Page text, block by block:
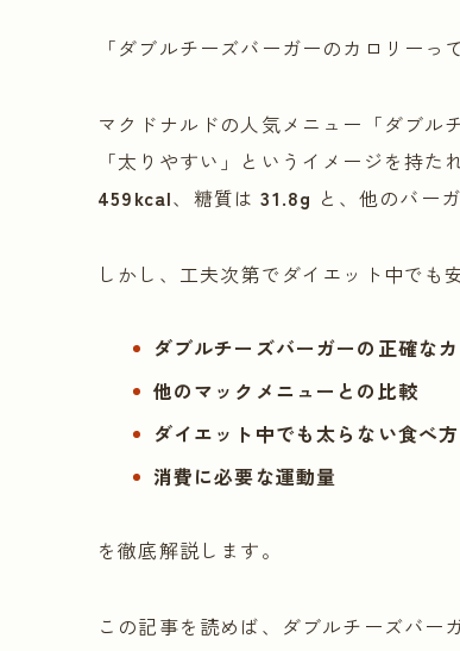
「ダブルチーズバーガーのカロリーっ
マクドナルドの人気メニュー「ダブル
「太りやすい」というイメージを持
459kcal、糖質は31.8g と、他のバー
しかし、工夫次第でダイエット中でも
ダブルチーズバーガーの正確な
他のマックメニューとの比較
ダイエット中でも太らない食べ
消費に必要な運動量
を徹底解説します。
この記事を読めば、ダブルチーズバー